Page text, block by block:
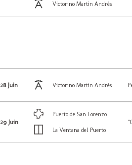
Victorino Martin Andrés
28 Juin Victorino Martin Andrés
29 Juin
Puerto de San Lorenzo
La Ventana del Puerto